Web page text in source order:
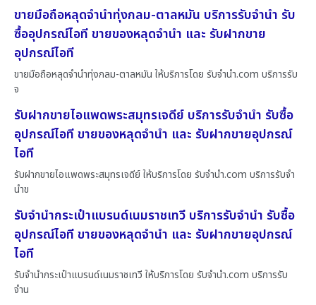
ขายมือถือหลุดจำนำทุ่งกลม-ตาลหมัน บริการรับจำนำ รับ
ซื้ออุปกรณ์ไอที ขายของหลุดจำนำ และ รับฝากขาย
อุปกรณ์ไอที
ขายมือถือหลุดจำนำทุ่งกลม-ตาลหมัน ให้บริการโดย รับจํานํา.com บริการรับ
จ
รับฝากขายไอแพดพระสมุทรเจดีย์ บริการรับจำนำ รับซื้อ
อุปกรณ์ไอที ขายของหลุดจำนำ และ รับฝากขายอุปกรณ์
ไอที
รับฝากขายไอแพดพระสมุทรเจดีย์ ให้บริการโดย รับจํานํา.com บริการรับจำ
นำข
รับจำนำกระเป๋าแบรนด์เนมราชเทวี บริการรับจำนำ รับซื้อ
อุปกรณ์ไอที ขายของหลุดจำนำ และ รับฝากขายอุปกรณ์
ไอที
รับจำนำกระเป๋าแบรนด์เนมราชเทวี ให้บริการโดย รับจํานํา.com บริการรับ
จำน